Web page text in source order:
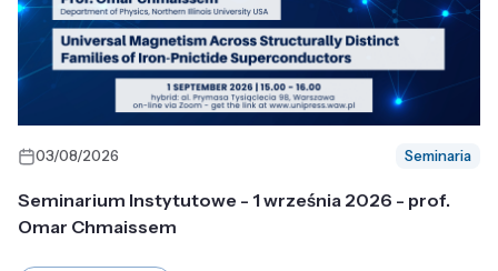
03/08/2026 Seminaria
Seminarium Instytutowe - 1 września 2026 - prof.
Omar Chmaissem